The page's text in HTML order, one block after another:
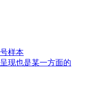
样本
现也是某一方面的